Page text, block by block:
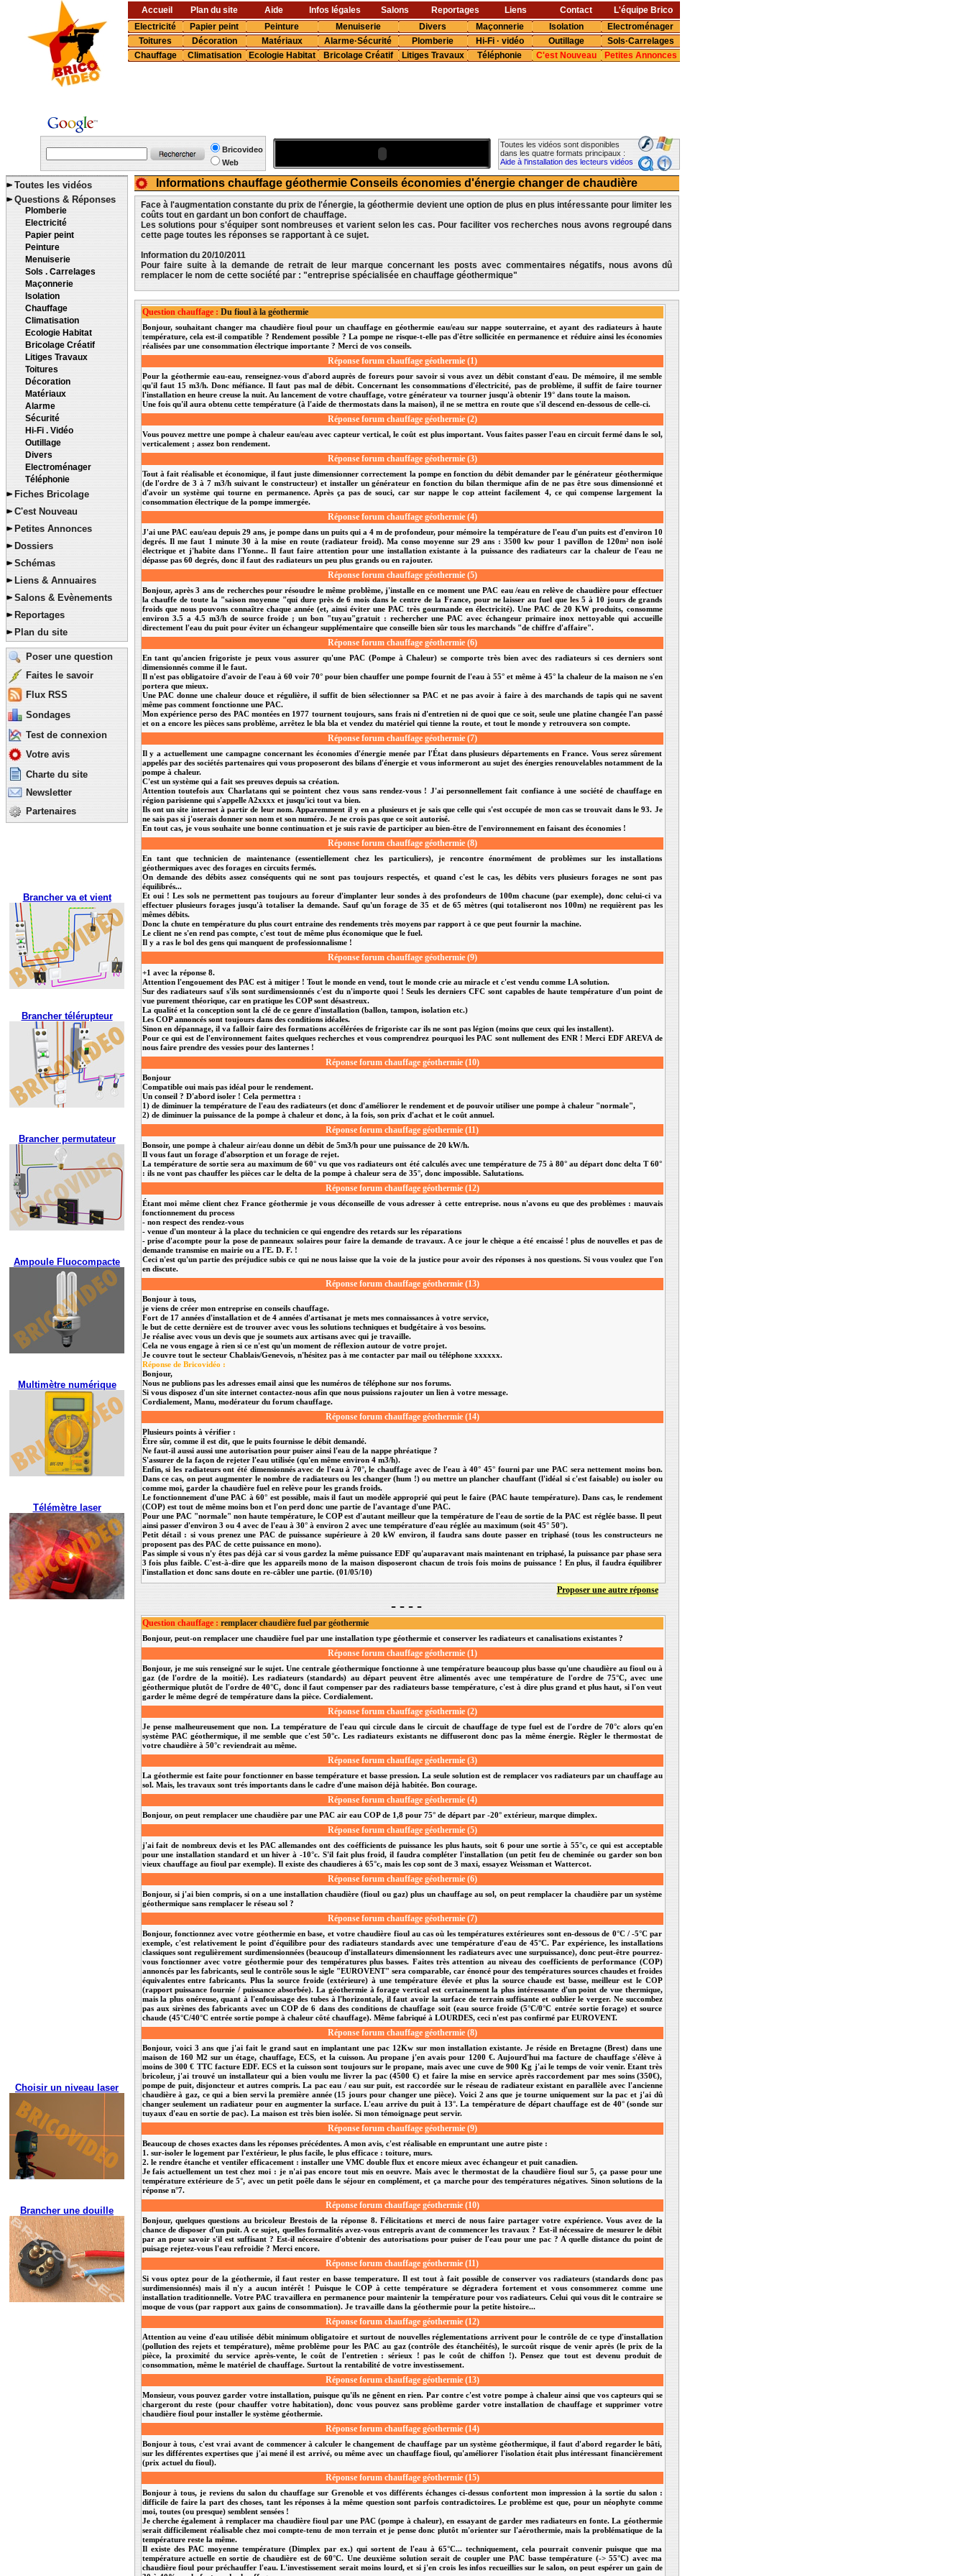
Accueil Plan du site Aide Infos légales Salons Reportages Liens Contact
L'équipe Brico
Electricité
Papier peint Peinture Menuiserie Divers Maçonnerie Isolation
Electroménager
Toitures
Décoration Matériaux Alarme·Sécurité Plomberie Hi-Fi · vidéo Outillage
Sols·Carrelages
Chauffage
Climatisation Ecologie Habitat Bricolage Créatif Litiges Travaux Téléphonie C'est Nouveau Petites Annonces
Bricovideo
Web
Toutes les vidéos sont disponibles
dans les quatre formats principaux :
Aide à l'installation des lecteurs vidéos
Toutes les vidéos
Questions & Réponses
Plomberie
Electricité
Papier peint
Peinture
Menuiserie
Sols . Carrelages
Maçonnerie
Isolation
Chauffage
Climatisation
Ecologie Habitat
Bricolage Créatif
Litiges Travaux
Toitures
Décoration
Matériaux
Alarme
Sécurité
Hi-Fi . Vidéo
Outillage
Divers
Electroménager
Téléphonie
Fiches Bricolage
C'est Nouveau
Petites Annonces
Dossiers
Schémas
Liens & Annuaires
Salons & Evènements
Reportages
Plan du site
Poser une question
Faites le savoir
Flux RSS
Sondages
Test de connexion
Votre avis
Charte du site
Newsletter
Partenaires
Brancher va et vient
Brancher télérupteur
Brancher permutateur
Ampoule Fluocompacte
Multimètre numérique
Télémètre laser
Choisir un niveau laser
Brancher une douille
Informations chauffage géothermie Conseils économies d'énergie changer de chaudière
Face à l'augmentation constante du prix de l'énergie, la géothermie devient une option de plus en plus intéressante pour limiter les
coûts tout en gardant un bon confort de chauffage.
Les solutions pour s'équiper sont nombreuses et varient selon les cas. Pour faciliter vos recherches nous avons regroupé dans
cette page toutes les réponses se rapportant à ce sujet.
Information du 20/10/2011
Pour faire suite à la demande de retrait de leur marque concernant les posts avec commentaires négatifs, nous avons dû
remplacer le nom de cette société par : "entreprise spécialisée en chauffage géothermique"
Question chauffage : Du fioul à la géothermie
Bonjour, souhaitant changer ma chaudière fioul pour un chauffage en géothermie eau/eau sur nappe souterraine, et ayant des radiateurs à haute
température, cela est-il compatible ? Rendement possible ? La pompe ne risque-t-elle pas d'être sollicitée en permanence et réduire ainsi les économies
réalisées par une consommation électrique importante ? Merci de vos conseils.
Réponse forum chauffage géothermie (1)
Pour la géothermie eau-eau, renseignez-vous d'abord auprès de foreurs pour savoir si vous avez un débit constant d'eau. De mémoire, il me semble
qu'il faut 15 m3/h. Donc méfiance. Il faut pas mal de débit. Concernant les consommations d'électricité, pas de problème, il suffit de faire tourner
l'installation en heure creuse la nuit. Au lancement de votre chauffage, votre générateur va tourner jusqu'à obtenir 19° dans toute la maison.
Une fois qu'il aura obtenu cette température (à l'aide de thermostats dans la maison), il ne se mettra en route que s'il descend en-dessous de celle-ci.
Réponse forum chauffage géothermie (2)
Vous pouvez mettre une pompe à chaleur eau/eau avec capteur vertical, le coût est plus important. Vous faites passer l'eau en circuit fermé dans le sol,
verticalement ; assez bon rendement.
Réponse forum chauffage géothermie (3)
Tout à fait réalisable et économique, il faut juste dimensionner correctement la pompe en fonction du débit demander par le générateur géothermique
(de l'ordre de 3 à 7 m3/h suivant le constructeur) et installer un générateur en fonction du bilan thermique afin de ne pas être sous dimensionné et
d'avoir un système qui tourne en permanence. Après ça pas de souci, car sur nappe le cop atteint facilement 4, ce qui compense largement la
consommation électrique de la pompe immergée.
Réponse forum chauffage géothermie (4)
J'ai une PAC eau/eau depuis 29 ans, je pompe dans un puits qui a 4 m de profondeur, pour mémoire la température de l'eau d'un puits est d'environ 10
degrés. Il me faut 1 minute 30 à la mise en route (radiateur froid). Ma conso moyenne sur 29 ans : 3500 kw pour 1 pavillon de 120m² non isolé
électrique et j'habite dans l'Yonne.. Il faut faire attention pour une installation existante à la puissance des radiateurs car la chaleur de l'eau ne
dépasse pas 60 degrés, donc il faut des radiateurs un peu plus grands ou en rajouter.
Réponse forum chauffage géothermie (5)
Bonjour, après 3 ans de recherches pour résoudre le même problème, j'installe en ce moment une PAC eau /eau en relève de chaudière pour effectuer
la chauffe de toute la "saison moyenne "qui dure près de 6 mois dans le centre de la France, pour ne laisser au fuel que les 5 à 10 jours de grands
froids que nous pouvons connaître chaque année (et, ainsi éviter une PAC très gourmande en électricité). Une PAC de 20 KW produits, consomme
environ 3.5 a 4.5 m3/h de source froide ; un bon "tuyau"gratuit : rechercher une PAC avec échangeur primaire inox nettoyable qui accueille
directement l'eau du puit pour éviter un échangeur supplémentaire que conseille bien sûr tous les marchands "de chiffre d'affaire".
Réponse forum chauffage géothermie (6)
En tant qu'ancien frigoriste je peux vous assurer qu'une PAC (Pompe à Chaleur) se comporte très bien avec des radiateurs si ces derniers sont
dimensionnés comme il le faut.
Il n'est pas obligatoire d'avoir de l'eau à 60 voir 70° pour bien chauffer une pompe fournit de l'eau à 55° et même à 45° la chaleur de la maison ne s'en
portera que mieux.
Une PAC donne une chaleur douce et régulière, il suffit de bien sélectionner sa PAC et ne pas avoir à faire à des marchands de tapis qui ne savent
même pas comment fonctionne une PAC.
Mon expérience perso des PAC montées en 1977 tournent toujours, sans frais ni d'entretien ni de quoi que ce soit, seule une platine changée l'an passé
et on a encore les pièces sans problème, arrêtez le bla bla et vendez du matériel qui tienne la route, et tout le monde y retrouvera son compte.
Réponse forum chauffage géothermie (7)
Il y a actuellement une campagne concernant les économies d'énergie menée par l'État dans plusieurs départements en France. Vous serez sûrement
appelés par des sociétés partenaires qui vous proposeront des bilans d'énergie et vous informeront au sujet des énergies renouvelables notamment de la
pompe à chaleur.
C'est un système qui a fait ses preuves depuis sa création.
Attention toutefois aux Charlatans qui se pointent chez vous sans rendez-vous ! J'ai personnellement fait confiance à une société de chauffage en
région parisienne qui s'appelle A2xxxx et jusqu'ici tout va bien.
Ils ont un site internet à partir de leur nom. Apparemment il y en a plusieurs et je sais que celle qui s'est occupée de mon cas se trouvait dans le 93. Je
ne sais pas si j'oserais donner son nom et son numéro. Je ne crois pas que ce soit autorisé.
En tout cas, je vous souhaite une bonne continuation et je suis ravie de participer au bien-être de l'environnement en faisant des économies !
Réponse forum chauffage géothermie (8)
En tant que technicien de maintenance (essentiellement chez les particuliers), je rencontre énormément de problèmes sur les installations
géothermiques avec des forages en circuits fermés.
On demande des débits assez conséquents qui ne sont pas toujours respectés, et quand c'est le cas, les débits vers plusieurs forages ne sont pas
équilibrés...
Et oui ! Les sols ne permettent pas toujours au foreur d'implanter leur sondes à des profondeurs de 100m chacune (par exemple), donc celui-ci va
effectuer plusieurs forages jusqu'à totaliser la demande. Sauf qu'un forage de 35 et de 65 mètres (qui totaliseront nos 100m) ne requièrent pas les
mêmes débits.
Donc la chute en température du plus court entraine des rendements très moyens par rapport à ce que peut fournir la machine.
Le client ne s'en rend pas compte, c'est tout de même plus économique que le fuel.
Il y a ras le bol des gens qui manquent de professionnalisme !
Réponse forum chauffage géothermie (9)
+1 avec la réponse 8.
Attention l'engouement des PAC est à mitiger ! Tout le monde en vend, tout le monde crie au miracle et c'est vendu comme LA solution.
Sur des radiateurs sauf s'ils sont surdimensionnés c'est du n'importe quoi ! Seuls les derniers CFC sont capables de haute température d'un point de
vue purement théorique, car en pratique les COP sont désastreux.
La qualité et la conception sont la clé de ce genre d'installation (ballon, tampon, isolation etc.)
Les COP annoncés sont toujours dans des conditions idéales.
Sinon en dépannage, il va falloir faire des formations accélérées de frigoriste car ils ne sont pas légion (moins que ceux qui les installent).
Pour ce qui est de l'environnement faites quelques recherches et vous comprendrez pourquoi les PAC sont nullement des ENR ! Merci EDF AREVA de
nous faire prendre des vessies pour des lanternes !
Réponse forum chauffage géothermie (10)
Bonjour
Compatible oui mais pas idéal pour le rendement.
Un conseil ? D'abord isoler ! Cela permettra :
1) de diminuer la température de l'eau des radiateurs (et donc d'améliorer le rendement et de pouvoir utiliser une pompe à chaleur "normale",
2) de diminuer la puissance de la pompe à chaleur et donc, à la fois, son prix d'achat et le coût annuel.
Réponse forum chauffage géothermie (11)
Bonsoir, une pompe à chaleur air/eau donne un débit de 5m3/h pour une puissance de 20 kW/h.
Il vous faut un forage d'absorption et un forage de rejet.
La température de sortie sera au maximum de 60° vu que vos radiateurs ont été calculés avec une température de 75 à 80° au départ donc delta T 60°
: ils ne vont pas chauffer les pièces car le delta de la pompe à chaleur sera de 35°, donc impossible. Salutations.
Réponse forum chauffage géothermie (12)
Étant moi même client chez France géothermie je vous déconseille de vous adresser à cette entreprise. nous n'avons eu que des problèmes : mauvais
fonctionnement du process
- non respect des rendez-vous
- venue d'un monteur à la place du technicien ce qui engendre des retards sur les réparations
- prise d'acompte pour la pose de panneaux solaires pour faire la demande de travaux. A ce jour le chèque a été encaissé ! plus de nouvelles et pas de
demande transmise en mairie ou a l'E. D. F. !
Ceci n'est qu'un partie des préjudice subis ce qui ne nous laisse que la voie de la justice pour avoir des réponses à nos questions. Si vous voulez que l'on
en discute.
Réponse forum chauffage géothermie (13)
Bonjour à tous,
je viens de créer mon entreprise en conseils chauffage.
Fort de 17 années d'installation et de 4 années d'artisanat je mets mes connaissances à votre service,
le but de cette dernière est de trouver avec vous les solutions techniques et budgétaire à vos besoins.
Je réalise avec vous un devis que je soumets aux artisans avec qui je travaille.
Cela ne vous engage à rien si ce n'est qu'un moment de réflexion autour de votre projet.
Je couvre tout le secteur Chablais/Genevois, n'hésitez pas à me contacter par mail ou téléphone xxxxxx.
Réponse de Bricovidéo :
Bonjour,
Nous ne publions pas les adresses email ainsi que les numéros de téléphone sur nos forums.
Si vous disposez d'un site internet contactez-nous afin que nous puissions rajouter un lien à votre message.
Cordialement, Manu, modérateur du forum chauffage.
Réponse forum chauffage géothermie (14)
Plusieurs points à vérifier :
Être sûr, comme il est dit, que le puits fournisse le débit demandé.
Ne faut-il aussi aussi une autorisation pour puiser ainsi l'eau de la nappe phréatique ?
S'assurer de la façon de rejeter l'eau utilisée (qu'en même environ 4 m3/h).
Enfin, si les radiateurs ont été dimensionnés avec de l'eau à 70°, le chauffage avec de l'eau à 40° 45° fourni par une PAC sera nettement moins bon.
Dans ce cas, on peut augmenter le nombre de radiateurs ou les changer (hum !) ou mettre un plancher chauffant (l'idéal si c'est faisable) ou isoler ou
comme moi, garder la chaudière fuel en relève pour les grands froids.
Le fonctionnement d'une PAC à 60° est possible, mais il faut un modèle approprié qui peut le faire (PAC haute température). Dans cas, le rendement
(COP) est tout de même moins bon et l'on perd donc une partie de l'avantage d'une PAC.
Pour une PAC "normale" non haute température, le COP est d'autant meilleur que la température de l'eau de sortie de la PAC est réglée basse. Il peut
ainsi passer d'environ 3 ou 4 avec de l'eau à 30° à environ 2 avec une température d'eau réglée au maximum (soit 45° 50°).
Petit détail : si vous prenez une PAC de puissance supérieure à 20 kW environ, il faudra sans doute passer en triphasé (tous les constructeurs ne
proposent pas des PAC de cette puissance en mono).
Pas simple si vous n'y êtes pas déjà car si vous gardez la même puissance EDF qu'auparavant mais maintenant en triphasé, la puissance par phase sera
3 fois plus faible. C'est-à-dire que les appareils mono de la maison disposeront chacun de trois fois moins de puissance ! En plus, il faudra équilibrer
l'installation et donc sans doute en re-câbler une partie. (01/05/10)
Proposer une autre réponse
- - - -
Question chauffage : remplacer chaudière fuel par géothermie
Bonjour, peut-on remplacer une chaudière fuel par une installation type géothermie et conserver les radiateurs et canalisations existantes ?
Réponse forum chauffage géothermie (1)
Bonjour, je me suis renseigné sur le sujet. Une centrale géothermique fonctionne à une température beaucoup plus basse qu'une chaudière au fioul ou à
gaz (de l'ordre de la moitié). Les radiateurs (standards) au départ peuvent être alimentés avec une température de l'ordre de 75°C, avec une
géothermique plutôt de l'ordre de 40°C, donc il faut compenser par des radiateurs basse température, c'est à dire plus grand et plus haut, si l'on veut
garder le même degré de température dans la pièce. Cordialement.
Réponse forum chauffage géothermie (2)
Je pense malheureusement que non. La température de l'eau qui circule dans le circuit de chauffage de type fuel est de l'ordre de 70°c alors qu'en
système PAC géothermique, il me semble que c'est 50°c. Les radiateurs existants ne diffuseront donc pas la même énergie. Règler le thermostat de
votre chaudière à 50°c reviendrait au même.
Réponse forum chauffage géothermie (3)
La géothermie est faite pour fonctionner en basse température et basse pression. La seule solution est de remplacer vos radiateurs par un chauffage au
sol. Mais, les travaux sont trés importants dans le cadre d'une maison déjà habitée. Bon courage.
Réponse forum chauffage géothermie (4)
Bonjour, on peut remplacer une chaudière par une PAC air eau COP de 1,8 pour 75° de départ par -20° extérieur, marque dimplex.
Réponse forum chauffage géothermie (5)
j'ai fait de nombreux devis et les PAC allemandes ont des coéfficients de puissance les plus hauts, soit 6 pour une sortie à 55°c, ce qui est acceptable
pour une installation standard et un hiver à -10°c. S'il fait plus froid, il faudra compléter l'installation (un petit feu de cheminée ou garder son bon
vieux chauffage au fioul par exemple). Il existe des chaudieres à 65°c, mais les cop sont de 3 maxi, essayez Weissman et Wattercot.
Réponse forum chauffage géothermie (6)
Bonjour, si j'ai bien compris, si on a une installation chaudière (fioul ou gaz) plus un chauffage au sol, on peut remplacer la chaudière par un système
géothermique sans remplacer le réseau sol ?
Réponse forum chauffage géothermie (7)
Bonjour, fonctionnez avec votre géothermie en base, et votre chaudière fioul au cas où les températures extérieures sont en-dessous de 0°C / -5°C par
exemple, c'est relativement le point d'équilibre pour des radiateurs standards avec une température d'eau de 45°C. Par expérience, les installations
classiques sont regulièrement surdimensionnées (beaucoup d'installateurs dimensionnent les radiateurs avec une surpuissance), donc peut-être pourrez-
vous fonctionner avec votre géothermie pour des températures plus basses. Faites très attention au niveau des coefficients de performance (COP)
annoncés par les fabricants, seul le contrôle sous le sigle "EUROVENT" sera comparable, car énoncé pour des températures sources chaudes et froides
équivalentes entre fabricants. Plus la source froide (extérieure) à une température élevée et plus la source chaude est basse, meilleur est le COP
(rapport puissance fournie / puissance absorbée). La géothermie à forage vertical est certainement la plus intéressante d'un point de vue thermique,
mais la plus onéreuse, quant à l'enfouissage des tubes à l'horizontale, il faut avoir la surface de terrain suffisante et oublier le verger. Ne succombez
pas aux sirènes des fabricants avec un COP de 6 dans des conditions de chauffage soit (eau source froide (5°C/0°C entrée sortie forage) et source
chaude (45°C/40°C entrée sortie pompe à chaleur côté chauffage). Même fabriqué à LOURDES, ceci n'est pas confirmé par EUROVENT.
Réponse forum chauffage géothermie (8)
Bonjour, voici 3 ans que j'ai fait le grand saut en implantant une pac 12Kw sur mon installation existante. Je réside en Bretagne (Brest) dans une
maison de 160 M2 sur un étage, chauffage, ECS, et la cuisson. Au propane j'en avais pour 1200 €. Aujourd'hui ma facture de chauffage s'élève à
moins de 300 € TTC facture EDF. ECS et la cuisson sont toujours sur le propane, mais avec une cuve de 900 Kg j'ai le temps de voir venir. Etant très
bricoleur, j'ai trouvé un installateur qui a bien voulu me livrer la pac (4500 €) et faire la mise en service après raccordement par mes soins (350€),
pompe de puit, disjoncteur et autres compris. La pac eau / eau sur puit, est raccordée sur le réseau de radiateur existant en parallèle avec l'ancienne
chaudière à gaz, ce qui a bien servi la première année (15 jours pour changer une pièce). Voici 2 ans que je tourne uniquement sur la pac et j'ai dû
changer seulement un radiateur pour en augmenter la surface. L'eau arrive du puit à 13°. La température de départ chauffage est de 40° (sonde sur
tuyaux d'eau en sortie de pac). La maison est très bien isolée. Si mon témoignage peut servir.
Réponse forum chauffage géothermie (9)
Beaucoup de choses exactes dans les réponses précédentes. A mon avis, c'est réalisable en empruntant une autre piste :
1. sur-isoler le logement par l'extérieur, le plus facile, le plus efficace : toiture, murs.
2. le rendre étanche et ventiler efficacement : installer une VMC double flux et encore mieux avec échangeur et puit canadien.
Je fais actuellement un test chez moi : je n'ai pas encore tout mis en oeuvre. Mais avec le thermostat de la chaudière fioul sur 5, ça passe pour une
température extérieure de 5°, avec un petit poêle dans le séjour en complément, et ça marche pour des températures négatives. Sinon solutions de la
réponse n°7.
Réponse forum chauffage géothermie (10)
Bonjour, quelques questions au bricoleur Brestois de la réponse 8. Félicitations et merci de nous faire partager votre expérience. Vous avez de la
chance de disposer d'un puit. A ce sujet, quelles formalités avez-vous entrepris avant de commencer les travaux ? Est-il nécessaire de mesurer le débit
par an pour savoir s'il est suffisant ? Est-il nécessaire d'obtenir des autorisations pour puiser de l'eau pour une pac ? A quelle distance du point de
puisage rejetez-vous l'eau refroidie ? Merci encore.
Réponse forum chauffage géothermie (11)
Si vous optez pour de la géothermie, il faut rester en basse temperature. Il est tout à fait possible de conserver vos radiateurs (standards donc pas
surdimensionnés) mais il n'y a aucun intérêt ! Puisque le COP à cette température se dégradera fortement et vous consommerez comme une
installation traditionnelle. Votre PAC travaillera en permanence pour maintenir la température pour vos radiateurs. Celui qui vous dit le contraire se
moque de vous (par rapport aux gains de consommation). Je travaille dans la géothermie pour la petite histoire...
Réponse forum chauffage géothermie (12)
Attention au veine d'eau utilisée débit minimum obligatoire et surtout de nouvelles réglementations arrivent pour le contrôle de ce type d'installation
(pollution des rejets et température), même problème pour les PAC au gaz (contrôle des étanchéités), le surcoût risque de venir après (le prix de la
pièce, la proximité du service après-vente, le coût de l'entretien : sérieux ! pas le coût de chiffon !). Pensez que tout est devenu produit de
consommation, même le matériel de chauffage. Surtout la rentabilité de votre investissement.
Réponse forum chauffage géothermie (13)
Monsieur, vous pouvez garder votre installation, puisque qu'ils ne gênent en rien. Par contre c'est votre pompe à chaleur ainsi que vos capteurs qui se
chargeront du reste (pour chauffer votre habitation), donc vous pouvez sans problème garder votre installation de chauffage et supprimer votre
chaudière fioul pour installer le système géothermie.
Réponse forum chauffage géothermie (14)
Bonjour à tous, c'est vrai avant de commencer à calculer le changement de chauffage par un système géothermique, il faut d'abord regarder le bâti,
sur les différentes expertises que j'ai mené il est arrivé, ou même avec un chauffage fioul, qu'améliorer l'isolation était plus intéressant financièrement
(prix actuel du fioul).
Réponse forum chauffage géothermie (15)
Bonjour à tous, je reviens du salon du chauffage sur Grenoble et vos différents échanges ci-dessus confortent mon impression à la sortie du salon :
difficile de faire la part des choses, tant les réponses à la même question sont parfois contradictoires. Le problème est que, pour un néophyte comme
moi, toutes (ou presque) semblent sensées !
Je cherche également à remplacer ma chaudière fioul par une PAC (pompe à chaleur), en essayant de garder mes radiateurs en fonte. La géothermie
serait difficilement réalisable chez moi compte-tenu de mon terrain et je pense donc plutôt m'orienter sur l'aérothermie, mais la problématique de la
température reste la même.
Il existe des PAC moyenne température (Dimplex par ex.) qui sortent de l'eau à 65°C... techniquement, cela pourrait convenir puisque que ma
température actuelle en sortie de chaudière est de 60°C. Une deuxième solution serait de coupler une PAC basse température (-> 55°C) avec ma
chaudière fioul pour préchauffer l'eau. L'investissement serait moins lourd, et si j'en crois les infos recueillies sur le salon, on peut espérer un gain de